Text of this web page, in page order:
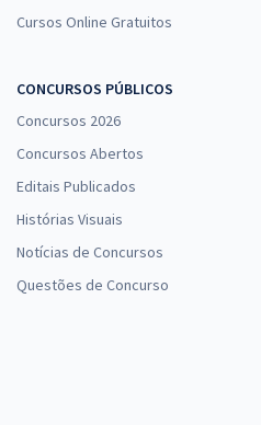
Cursos Online Gratuitos
CONCURSOS PÚBLICOS
Concursos 2026
Concursos Abertos
Editais Publicados
Histórias Visuais
Notícias de Concursos
Questões de Concurso